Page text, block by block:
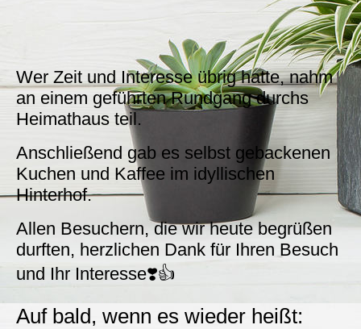
Wer Zeit und Interesse übrig hatte, nahm
an einem geführten Rundgang durchs
Heimathaus teil.
Anschließend gab es selbst gebackenen
Kuchen und Kaffee im idyllischen
Hinterhof.
Allen Besuchern, die wir heute begrüßen
durften, herzlichen Dank für Ihren Besuch
und Ihr Interesse❣️👍
Auf bald, wenn es wieder heißt: